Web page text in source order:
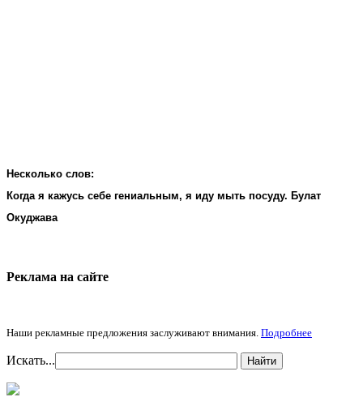
Несколько слов:
Когда я кажусь себе гениальным, я иду мыть посуду. Булат
Окуджава
Реклама на cайте
Наши рекламные предложения заслуживают внимания. Подробнее
Искать... Найти